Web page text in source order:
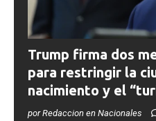
Trump firma dos
para restringir la
nacimiento y el